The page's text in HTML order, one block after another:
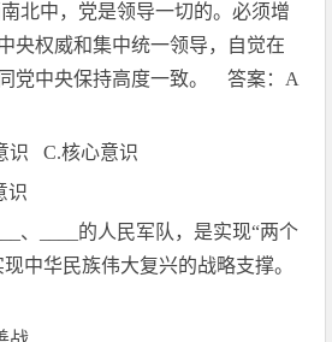
北中，党是领导一切的。必须增
央权威和集中统一领导，自觉在
党中央保持高度一致。 答案： A
识 C.核心意识
识
、
的人民军队，是实现“两个
中华民族伟大复兴的战略支撑。